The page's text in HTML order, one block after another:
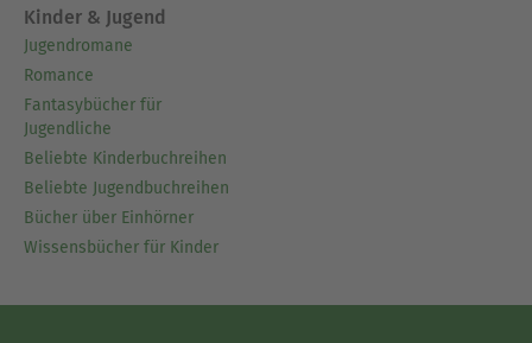
Kinder & Jugend
Jugendromane
Romance
Fantasybücher für
Jugendliche
Beliebte Kinderbuchreihen
Beliebte Jugendbuchreihen
Bücher über Einhörner
Wissensbücher für Kinder